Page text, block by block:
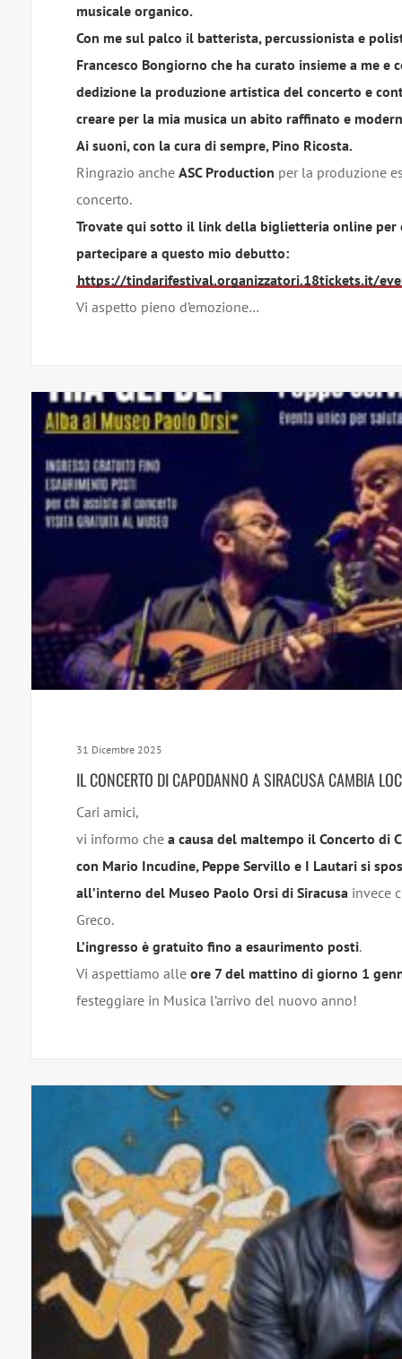
musicale organico.
Con me sul palco il batterista, percussionista e
Francesco Bongiorno che ha curato insieme a me e
dedizione la produzione artistica del concerto e
creare per la mia musica un abito raffinato e
Ai suoni, con la cura di sempre, Pino Ricosta.
Ringrazio anche ASC Production per la produzione
concerto.
Trovate qui sotto il link della biglietteria online per
partecipare a questo mio debutto:
https://tindarifestival.organizzatori.18tickets.it/
Vi aspetto pieno d’emozione…
31 Dicembre 2025
IL CONCERTO DI CAPODANNO A SIRACUSA CAMBIA
Cari amici,
vi informo che a causa del maltempo il Concerto di
con Mario Incudine, Peppe Servillo e I Lautari si
all’interno del Museo Paolo Orsi di Siracusa invece
Greco.
L’ingresso è gratuito fino a esaurimento posti.
Vi aspettiamo alle ore 7 del mattino di giorno 1
festeggiare in Musica l’arrivo del nuovo anno!